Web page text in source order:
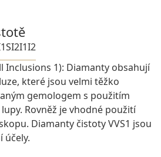
SI2I1I2
Inclusions 1): Diamanty obsahují
které jsou velmi těžko
gemologem s použitím
Rovněž je vhodné použití
Diamanty čistoty VVS1 jsou
účely.